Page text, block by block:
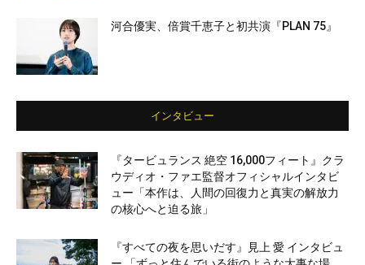
河合優実、倍賞千恵子と初共演『PLAN 75』
インタビュー
『タービュランス 絶空 16,000フィート』クラ
ウディオ・ファエ監督オフィシャルインタビ
ュー「本作は、人間の回復力と真実の解放力
の核心へと迫る旅」
『すべての夜を思いだす』見上 愛 インタビュ